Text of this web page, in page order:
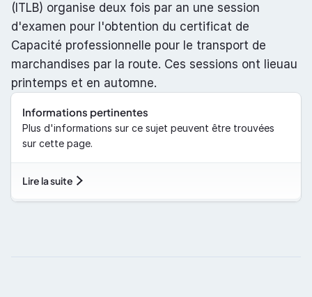
(ITLB) organise deux fois par an une session
d'examen pour l'obtention du certificat de
Capacité professionnelle pour le transport de
marchandises par la route. Ces sessions ont lieuau
printemps et en automne.
Informations pertinentes
Plus d'informations sur ce sujet peuvent être trouvées
sur cette page.
Lire la suite